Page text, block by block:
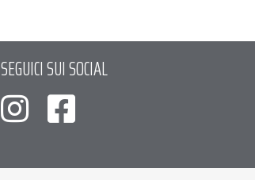
SEGUICI SUI SOCIAL